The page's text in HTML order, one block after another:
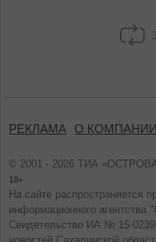
РЕКЛАМА О КОМПАНИИ
© 2001 - 2026 ТИА
18+
На сайте распространяется
информационного агентства
Свидетельство ИА № 15-0239